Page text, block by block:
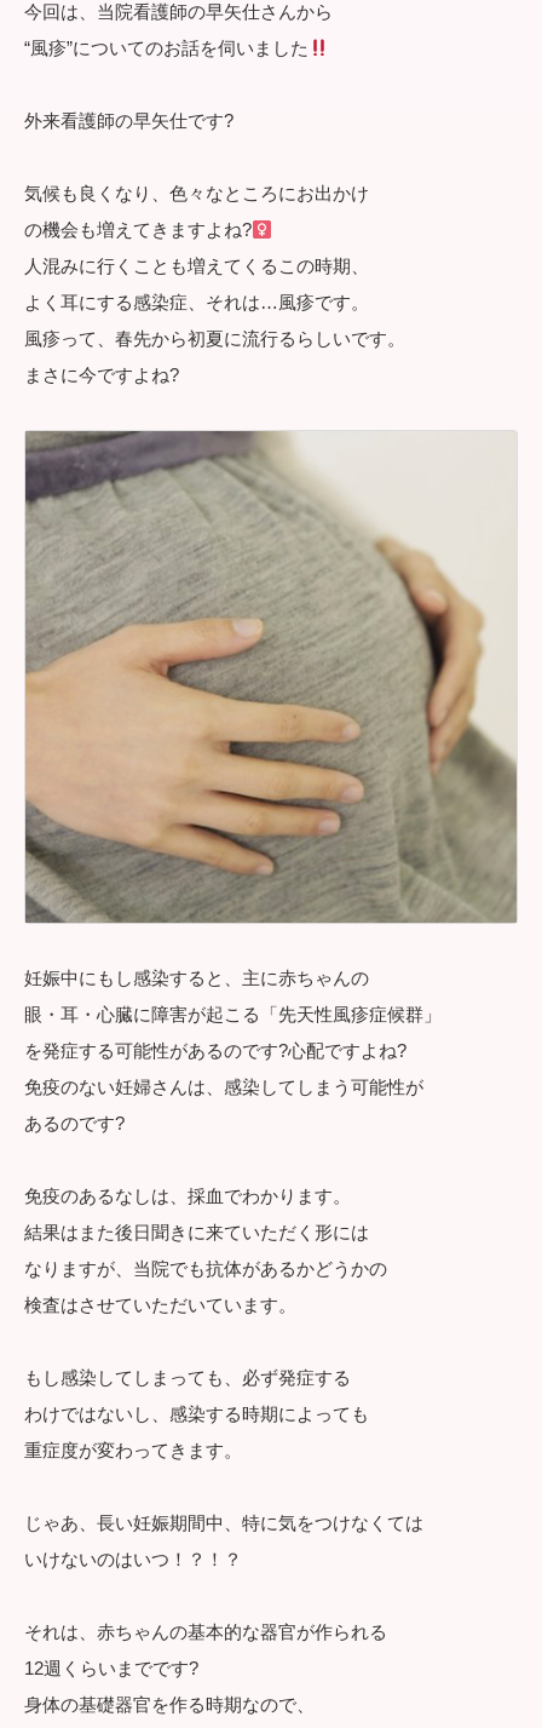
今回は、当院看護師の早矢仕さんから
“風疹”についてのお話を伺いました
外来看護師の早矢仕です?
気候も良くなり、色々なところにお出かけ
の機会も増えてきますよね?‍
人混みに行くことも増えてくるこの時期、
よく耳にする感染症、それは…風疹です。
風疹って、春先から初夏に流行るらしいです。
まさに今ですよね?
妊娠中にもし感染すると、主に赤ちゃんの
眼・耳・心臓に障害が起こる「先天性風疹症候群」
を発症する可能性があるのです?心配ですよね?
免疫のない妊婦さんは、感染してしまう可能性が
あるのです?
免疫のあるなしは、採血でわかります。
結果はまた後日聞きに来ていただく形には
なりますが、当院でも抗体があるかどうかの
検査はさせていただいています。
もし感染してしまっても、必ず発症する
わけではないし、感染する時期によっても
重症度が変わってきます。
じゃあ、長い妊娠期間中、特に気をつけなくては
いけないのはいつ！？！？
それは、赤ちゃんの基本的な器官が作られる
12週くらいまでです?
身体の基礎器官を作る時期なので、